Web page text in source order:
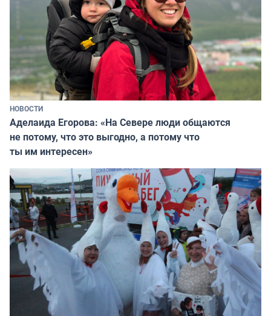
НОВОСТИ
Аделаида Егорова: «На Севере люди общаются
не потому, что это выгодно, а потому что
ты им интересен»